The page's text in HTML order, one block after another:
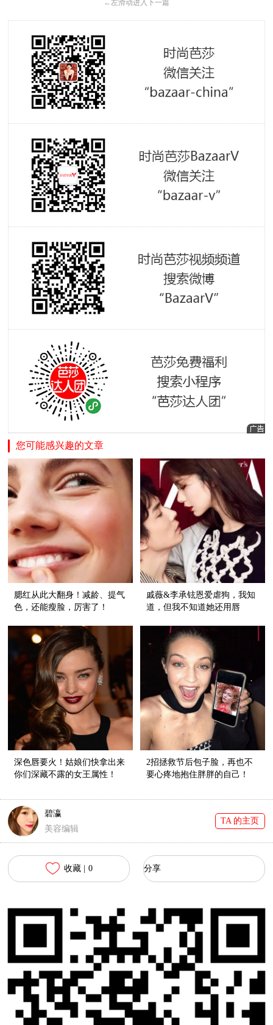
←左滑动进入下一篇
您可能感兴趣的文章
腮红从此大翻身！减龄、提气
色，还能瘦脸，厉害了！
戚薇&李承铉恩爱虐狗，我知
道，但我不知道她还用唇
深色唇要火！姑娘们快拿出来
你们深藏不露的女王属性！
2招拯救节后包子脸，再也不
要心疼地抱住胖胖的自己！
碧瀛
美容编辑
TA 的主页
收藏 | 0 分享